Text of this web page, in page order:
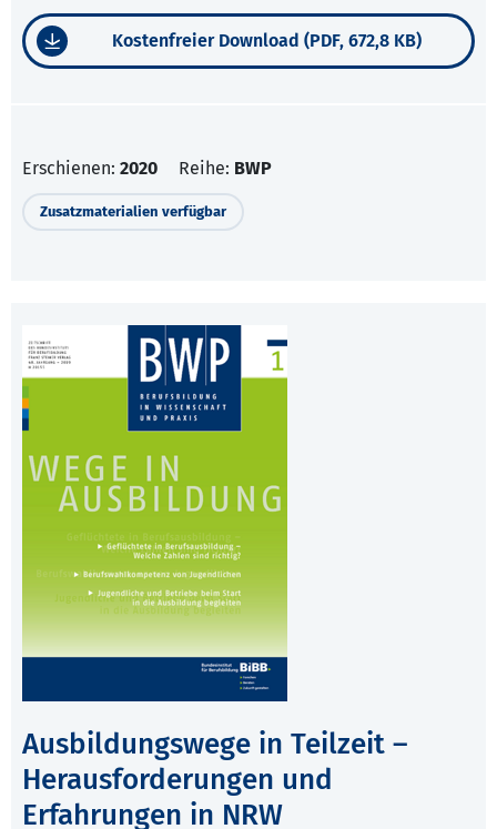
Kostenfreier Download (PDF, 672,8 KB)
Erschienen: 2020 Reihe: BWP
Zusatzmaterialien verfügbar
Ausbildungswege in Teilzeit –
Herausforderungen und
Erfahrungen in NRW